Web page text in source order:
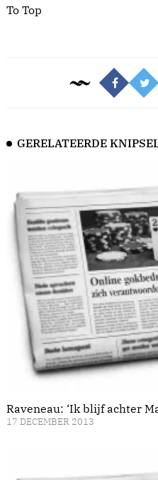
To Top
GERELATEERDE
Raveneau: ‘Ik blijf achter
17 DECEMBER 2013